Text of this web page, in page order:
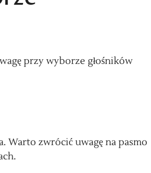
przy wyborze głośników
Warto zwrócić uwagę na pasmo